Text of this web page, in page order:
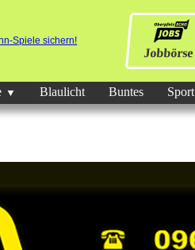
Jobbörse
Blaulicht Buntes Sport